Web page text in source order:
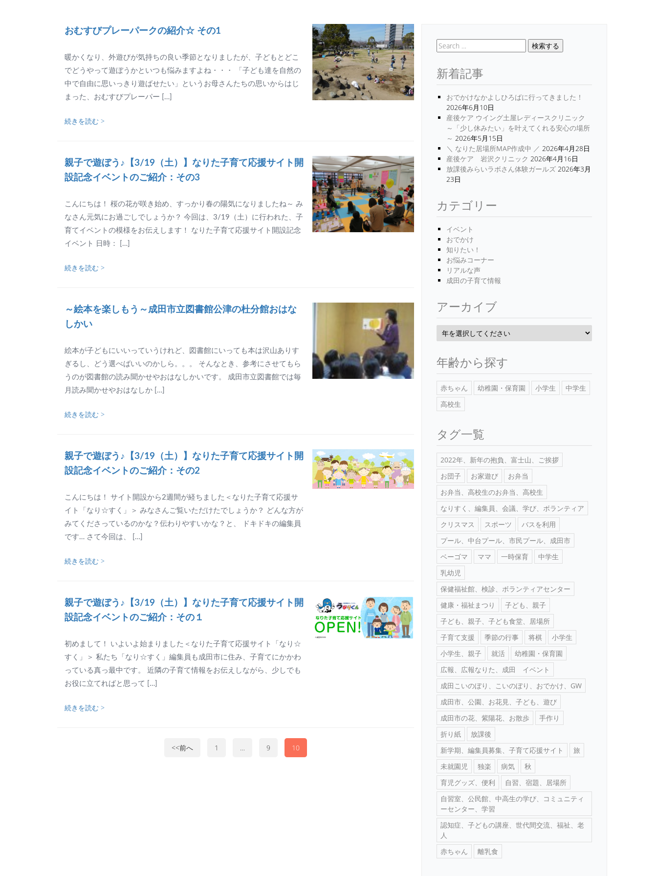
おむすびプレーパークの紹介☆ その1
暖かくなり、外遊びが気持ちの良い季節となりましたが、子どもとどこ
でどうやって遊ぼうかといつも悩みますよね・・・ 「子ども達を自然の
中で自由に思いっきり遊ばせたい」というお母さんたちの思いからはじ
まった、おむすびプレーパー […]
続きを読む >
親子で遊ぼう♪【3/19（土）】なりた子育て応援サイト開
設記念イベントのご紹介：その3
こんにちは！ 桜の花が咲き始め、すっかり春の陽気になりましたね～ み
なさん元気にお過ごしでしょうか？ 今回は、3/19（土）に行われた、子
育てイベントの模様をお伝えします！ なりた子育て応援サイト開設記念
イベント 日時： […]
続きを読む >
～絵本を楽しもう～成田市立図書館公津の杜分館おはな
しかい
絵本が子どもにいいっていうけれど、図書館にいっても本は沢山ありす
ぎるし、どう選べばいいのかしら。。。 そんなとき、参考にさせてもら
うのが図書館の読み聞かせやおはなしかいです。 成田市立図書館では毎
月読み聞かせやおはなしか […]
続きを読む >
親子で遊ぼう♪【3/19（土）】なりた子育て応援サイト開
設記念イベントのご紹介：その2
こんにちは！ サイト開設から2週間が経ちました＜なりた子育て応援サ
イト「なり☆すく」＞ みなさんご覧いただけたでしょうか？ どんな方が
みてくださっているのかな？伝わりやすいかな？と、 ドキドキの編集員
です… さて今回は、 […]
続きを読む >
親子で遊ぼう♪【3/19（土）】なりた子育て応援サイト開
設記念イベントのご紹介：その１
初めまして！ いよいよ始まりました＜なりた子育て応援サイト「なり☆
すく」＞ 私たち「なり☆すく」編集員も成田市に住み、子育てにかかわ
っている真っ最中です。 近隣の子育て情報をお伝えしながら、少しでも
お役に立てればと思って […]
続きを読む >
<<前へ 1 … 9 10
検索する
新着記事
おでかけなかよしひろばに行ってきました！
2026年6月10日
産後ケア ウイング土屋レディースクリニック
～「少し休みたい」を叶えてくれる安心の場所
～ 2026年5月15日
＼ なりた居場所MAP作成中 ／ 2026年4月28日
産後ケア 岩沢クリニック 2026年4月16日
放課後みらいラボさん体験ガールズ 2026年3月
23日
カテゴリー
イベント
おでかけ
知りたい！
お悩みコーナー
リアルな声
成田の子育て情報
アーカイブ
年齢から探す
赤ちゃん 幼稚園・保育園 小学生
中学生
高校生
タグ一覧
2022年、新年の抱負、富士山、ご挨拶
お団子
お家遊び
お弁当
お弁当、高校生のお弁当、高校生
なりすく、編集員、会議、学び、ボランティア
クリスマス
スポーツ
バスを利用
プール、中台プール、市民プール、成田市
ベーゴマ
ママ 一時保育
中学生
乳幼児
保健福祉館、検診、ボランティアセンター
健康・福祉まつり
子ども、親子
子ども、親子、子ども食堂、居場所
子育て支援
季節の行事 将棋
小学生
小学生、親子
就活
幼稚園・保育園
広報、広報なりた、成田 イベント
成田こいのぼり、こいのぼり、おでかけ、GW
成田市、公園、お花見、子ども、遊び
成田市の花、紫陽花、お散歩
手作り
折り紙
放課後
新学期、編集員募集、子育て応援サイト
旅
未就園児
独楽 病気
秋
育児グッズ、便利
自習、宿題、居場所
自習室、公民館、中高生の学び、コミュニティ
ーセンター、学習
認知症、子どもの講座、世代間交流、福祉、老
人
赤ちゃん
離乳食